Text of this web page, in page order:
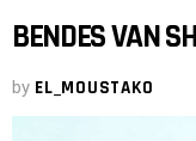
BENDES VAN
by EL_MOUSTAKO